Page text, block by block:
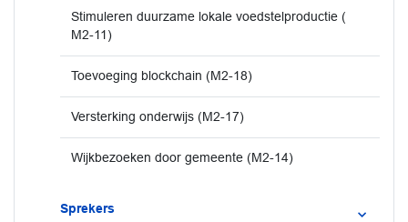
Stimuleren duurzame lokale voedstelproductie (
M2-11)
Toevoeging blockchain (M2-18)
Versterking onderwijs (M2-17)
Wijkbezoeken door gemeente (M2-14)
Sprekers